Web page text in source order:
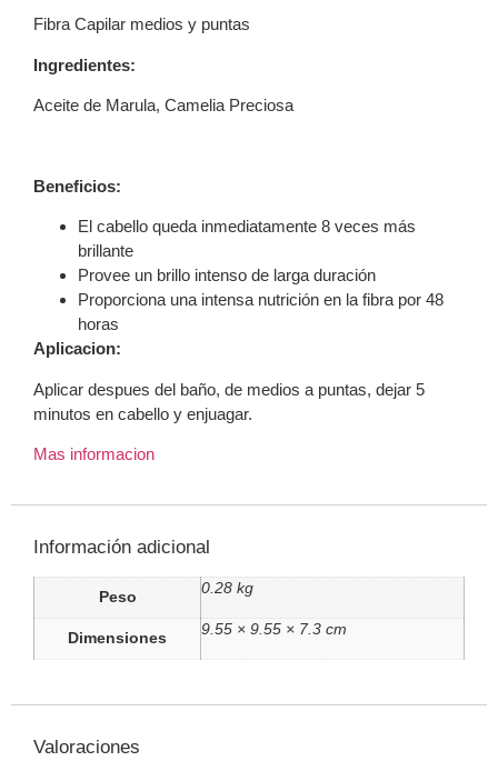
Fibra Capilar medios y puntas
Ingredientes:
Aceite de Marula, Camelia Preciosa
Beneficios:
El cabello queda inmediatamente 8 veces más
brillante
Provee un brillo intenso de larga duración
Proporciona una intensa nutrición en la fibra por 48
horas
Aplicacion:
Aplicar despues del baño, de medios a puntas, dejar 5
minutos en cabello y enjuagar.
Mas informacion
Información adicional
Peso
0.28 kg
Dimensiones
9.55 × 9.55 × 7.3 cm
Valoraciones